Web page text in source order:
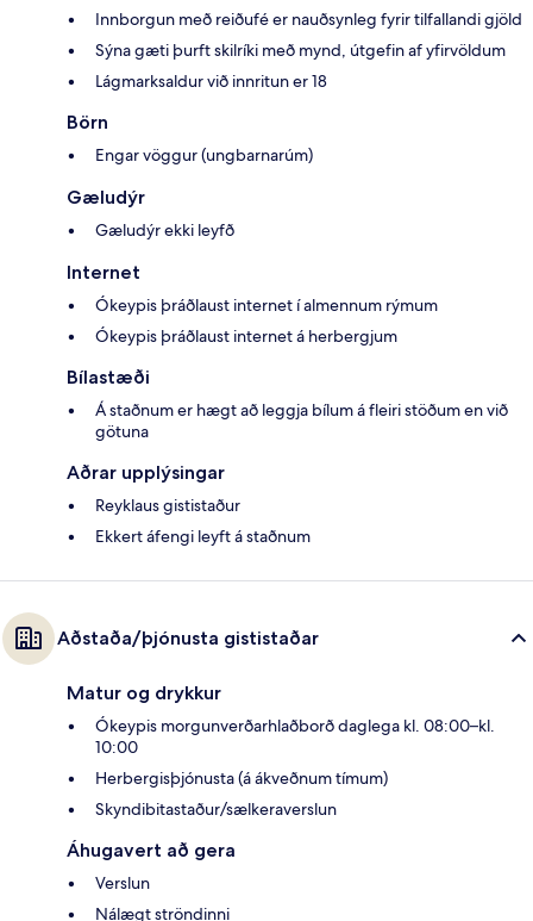
Innborgun með reiðufé er nauðsynleg fyrir tilfallandi gjöld
Sýna gæti þurft skilríki með mynd, útgefin af yfirvöldum
Lágmarksaldur við innritun er 18
Börn
Engar vöggur (ungbarnarúm)
Gæludýr
Gæludýr ekki leyfð
Internet
Ókeypis þráðlaust internet í almennum rýmum
Ókeypis þráðlaust internet á herbergjum
Bílastæði
Á staðnum er hægt að leggja bílum á fleiri stöðum en við
götuna
Aðrar upplýsingar
Reyklaus gististaður
Ekkert áfengi leyft á staðnum
Aðstaða/þjónusta gististaðar
Matur og drykkur
Ókeypis morgunverðarhlaðborð daglega kl. 08:00–kl.
10:00
Herbergisþjónusta (á ákveðnum tímum)
Skyndibitastaður/sælkeraverslun
Áhugavert að gera
Verslun
Nálægt ströndinni